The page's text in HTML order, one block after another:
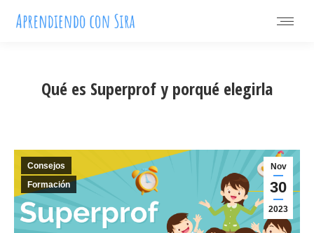
Qué es Superprof y porqué elegirla
Nov
30
2023
Consejos
Formación